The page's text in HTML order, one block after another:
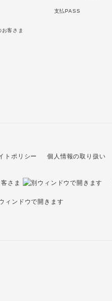
客さま
支払PASS
さま
トポリシー 個人情報の取り扱い